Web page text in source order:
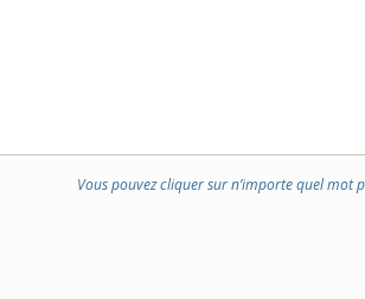
Vous pouvez cliquer sur n’importe quel mot